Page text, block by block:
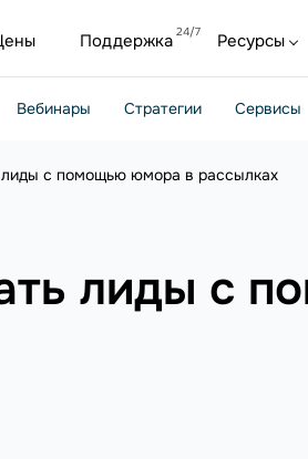
Поддержка Ресурсы
Вебинары Стратегии Сервисы
лиды с помощью юмора в рассылках
лиды с